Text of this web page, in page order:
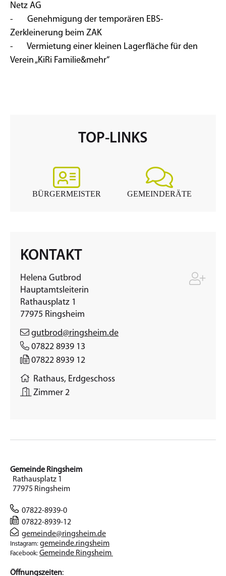
Netz AG
- Genehmigung der temporären EBS-
Zerkleinerung beim ZAK
- Vermietung einer kleinen Lagerfläche für den
Verein „KiRi Familie&mehr“
TOP-LINKS
BÜRGERMEISTER GEMEINDERÄTE
KONTAKT
Helena Gutbrod
Hauptamtsleiterin
Rathausplatz 1
77975 Ringsheim
gutbrod@ringsheim.de
07822 8939 13
07822 8939 12
Rathaus, Erdgeschoss
Zimmer 2
Gemeinde Ringsheim
Rathausplatz 1
77975 Ringsheim
07822-8939-0
07822-8939-12
gemeinde@ringsheim.de
Instagram: gemeinde.ringsheim
Facebook: Gemeinde Ringsheim
Öffnungszeiten: